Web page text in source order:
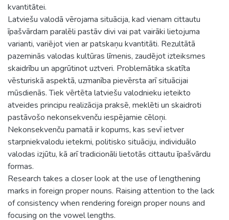
kvantitātei.
Latviešu valodā vērojama situācija, kad vienam cittautu
īpašvārdam paralēli pastāv divi vai pat vairāki lietojuma
varianti, variējot vien ar patskaņu kvantitāti. Rezultātā
pazeminās valodas kultūras līmenis, zaudējot izteiksmes
skaidrību un apgrūtinot uztveri. Problemātika skatīta
vēsturiskā aspektā, uzmanība pievērsta arī situācijai
mūsdienās. Tiek vērtēta latviešu valodnieku ieteikto
atveides principu realizācija praksē, meklēti un skaidroti
pastāvošo nekonsekvenču iespējamie cēloņi.
Nekonsekvenču pamatā ir kopums, kas sevī ietver
starpniekvalodu ietekmi, politisko situāciju, individuālo
valodas izjūtu, kā arī tradicionāli lietotās cittautu īpašvārdu
formas.
Research takes a closer look at the use of lengthening
marks in foreign proper nouns. Raising attention to the lack
of consistency when rendering foreign proper nouns and
focusing on the vowel lengths.